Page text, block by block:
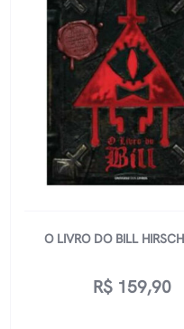
O LIVRO DO BILL
R$ 159,90